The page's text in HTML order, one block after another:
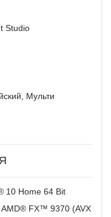
Studio
Мульти
10 Home 64 Bit
FX™ 9370 (AVX